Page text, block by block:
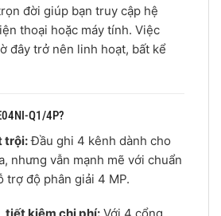
đời giúp bạn truy cập hệ
thoại hoặc máy tính. Việc
đây trở nên linh hoạt, bất kể
Q1/4P?
trội:Đầu ghi 4 kênh dành cho
nhưng vẫn mạnh mẽ với chuẩn
trợ độ phân giải 4 MP.